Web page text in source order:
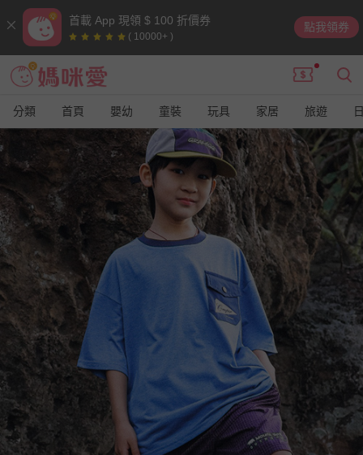
首載 App 現領 $ 100 折價券
( 10000+ )
點我領券
分類 首頁 嬰幼 童裝 玩具 家居 旅遊